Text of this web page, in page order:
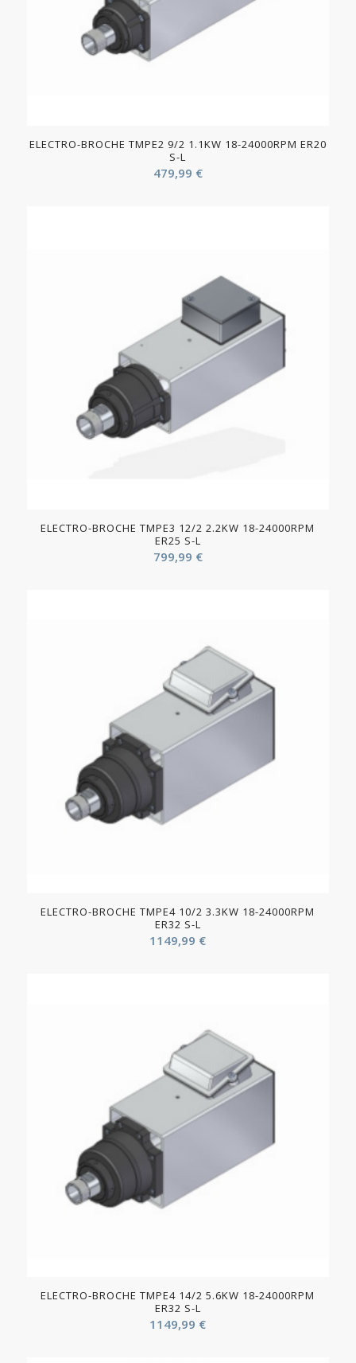
ELECTRO-BROCHE TMPE2 9/2 1.1KW 18-24000RPM ER20
S-L
479,99 €
ELECTRO-BROCHE TMPE3 12/2 2.2KW 18-24000RPM
ER25 S-L
799,99 €
ELECTRO-BROCHE TMPE4 10/2 3.3KW 18-24000RPM
ER32 S-L
1149,99 €
ELECTRO-BROCHE TMPE4 14/2 5.6KW 18-24000RPM
ER32 S-L
1149,99 €